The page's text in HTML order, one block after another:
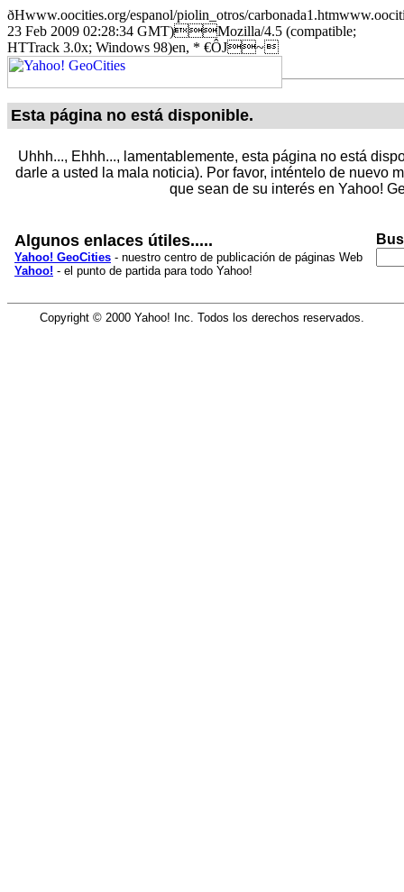
ðHwww.oocities.org/espanol/piolin_otros/
23 Feb 2009 02:28:34 GMT)Mozilla/4.5 (compatible;
HTTrack 3.0x; Windows 98)en, * €ÔJ~
Esta página no está disponible.
Uhhh..., Ehhh..., lamentablemente, esta página no está
darle a usted la mala noticia). Por favor, inténtelo de nuevo
que sean de su interés en Yahoo!
Algunos enlaces útiles.....
Yahoo! GeoCities - nuestro centro de publicación de páginas Web
Yahoo! - el punto de partida para todo Yahoo!
Copyright © 2000 Yahoo! Inc. Todos los derechos reservados.